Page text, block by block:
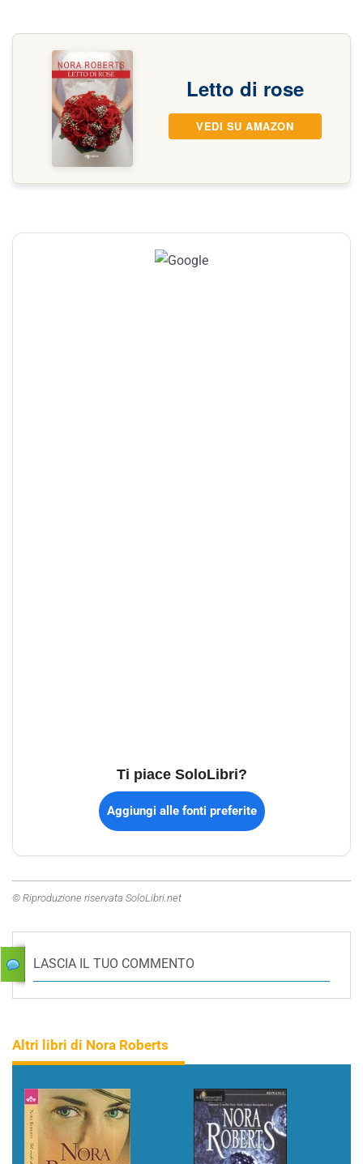
Letto di rose
VEDI SU AMAZON
Ti piace SoloLibri?
Aggiungi alle fonti preferite
© Riproduzione riservata SoloLibri.net
LASCIA IL TUO COMMENTO
Altri libri di Nora Roberts